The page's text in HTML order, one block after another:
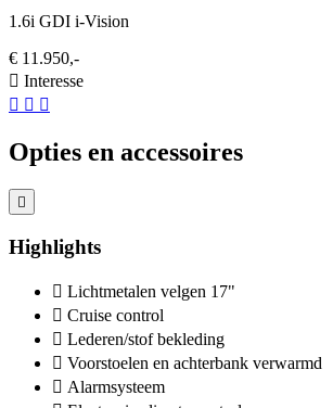
1.6i GDI i-Vision
€ 11.950,-
Interesse
Opties en accessoires
Highlights
Lichtmetalen velgen 17"
Cruise control
Lederen/stof bekleding
Voorstoelen en achterbank verwarmd
Alarmsysteem